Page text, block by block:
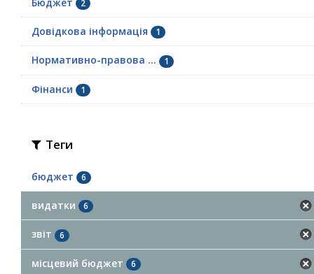
2
Довідкова інформація 1
Нормативно-правова ... 1
Фінанси 1
Теги
бюджет 6
видатки 6
звіт 6
місцевий бюджет 6